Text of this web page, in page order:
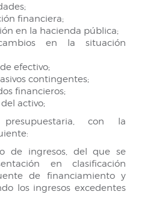
financiera;
en la hacienda pública;
en la situación
efectivo;
contingentes;
financieros;
activo;
con la
de ingresos, del que se
en clasificación
de financiamiento y
los ingresos excedentes